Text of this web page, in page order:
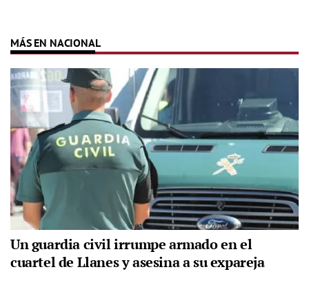
MÁS EN NACIONAL
Un guardia civil irrumpe armado en el
cuartel de Llanes y asesina a su expareja